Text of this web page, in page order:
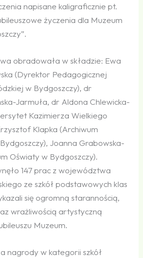
napisane kaligraficznie pt.
życzenia dla Muzeum
obradowała w składzie: Ewa
(Dyrektor Pedagogicznej
w Bydgoszczy), dr
Jarmuła, dr Aldona Chlewicka-
Kazimierza Wielkiego
Klapka (Archiwum
Joanna Grabowska-
Oświaty w Bydgoszczy).
147 prac z województwa
ze szkół podstawowych klas
się ogromną starannością,
wrażliwością artystyczną
Muzeum.
nagrody w kategorii szkół